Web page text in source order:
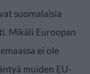
suomalaisia
Mikäli Euroopan
ei ole
muiden EU-